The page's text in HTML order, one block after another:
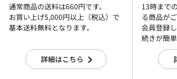
通常商品の送料は660円です。
お買い上げ5,000円以上（税込）で
基本送料無料となります。
詳細はこちら
13時まで
る商品がご
会員登録
続きが簡単